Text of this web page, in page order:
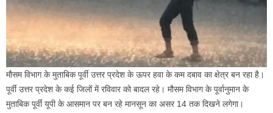
मौसम विभाग के मुताबिक पूर्वी उत्तर प्रदेश के ऊपर हवा के कम दबाव का क्षेत्र बन रहा है।
पूर्वी उत्तर प्रदेश के कई जिलों में रविवार को बादल रहे। मौसम विभाग के पूर्वानुमान के
मुताबिक पूर्वी यूपी के आसमान पर बन रहे मानसून का असर 14 तक दिखने लगेगा।